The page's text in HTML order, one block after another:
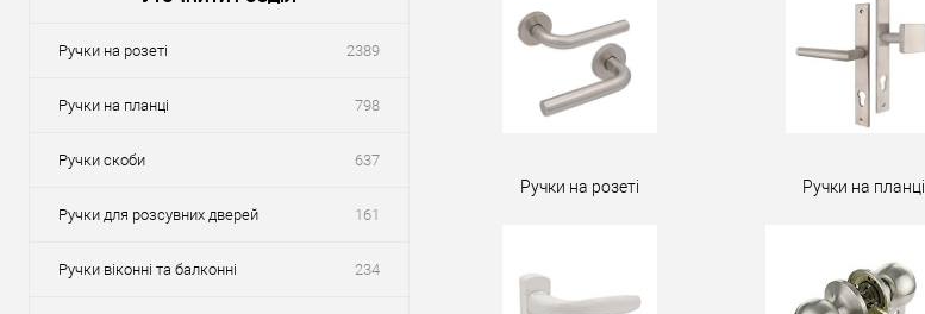
Ручки на розеті 2389
Ручки на планці 798
Ручки скоби 637
Ручки для розсувних дверей 161
Ручки віконні та балконні 234
Ручки на розеті Ручки на планці